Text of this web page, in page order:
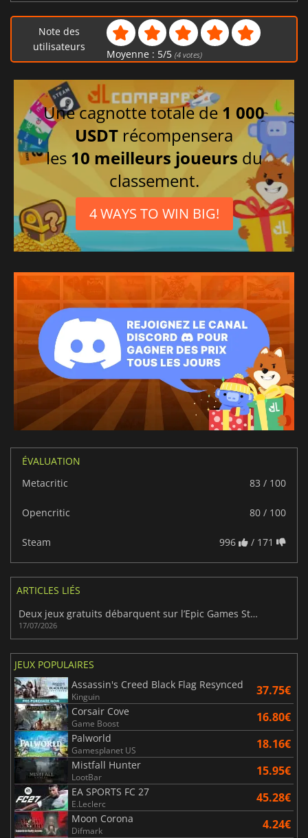
Note des
utilisateurs
Moyenne : 5/5 (4votes)
Une cagnotte totale de 1 000
USDT récompensera
les 10 meilleurs joueurs du
classement.
4 WAYS TO WIN BIG!
ÉVALUATION
Metacritic
83 / 100
Opencritic 80 / 100
Steam 996 / 171
ARTICLES LIÉS
Deux jeux gratuits débarquent sur l’Epic Games Store
17/07/2026
JEUX POPULAIRES
Assassin's Creed Black Flag Resynced
Kinguin 37.75€
Corsair Cove
Game Boost 16.80€
Palworld
Gamesplanet US 18.16€
Mistfall Hunter
LootBar 15.95€
EA SPORTS FC 27
E.Leclerc 45.28€
Moon Corona
Difmark 4.24€